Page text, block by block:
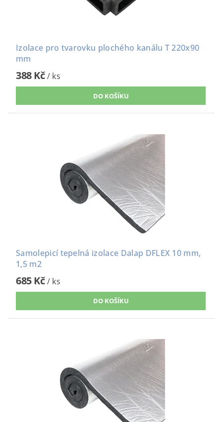
Izolace pro tvarovku plochého kanálu T 220x90
mm
388 Kč/ ks
Samolepicí tepelná izolace Dalap DFLEX 10 mm,
1,5 m2
685 Kč/ ks